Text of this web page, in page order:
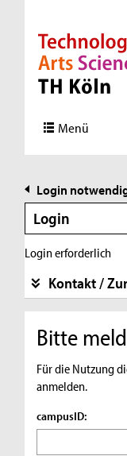
Direkt zur
Direkt zur
Direkt zum Inhalt
Direkt zum
Menü
Login
Login
Login erforderlich
Kontakt /
Bitte
Für die Nutzung
anmelden.
campusID: